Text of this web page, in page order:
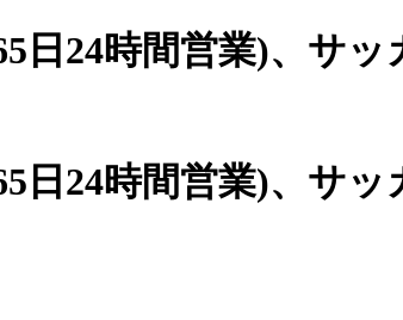
24時間営業)、 サッ
日24時間営業)、サッ